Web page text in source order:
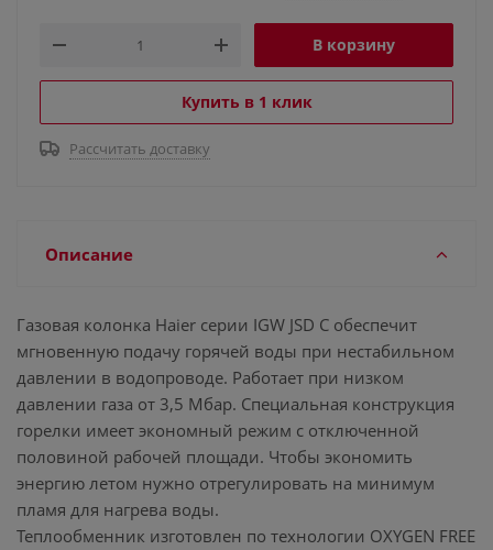
В корзину
Купить в 1 клик
Рассчитать доставку
Описание
Газовая колонка Haier серии IGW JSD C обеспечит
мгновенную подачу горячей воды при нестабильном
давлении в водопроводе. Работает при низком
давлении газа от 3,5 Мбар. Специальная конструкция
горелки имеет экономный режим с отключенной
половиной рабочей площади. Чтобы экономить
энергию летом нужно отрегулировать на минимум
пламя для нагрева воды.
Теплообменник изготовлен по технологии OXYGEN FREE